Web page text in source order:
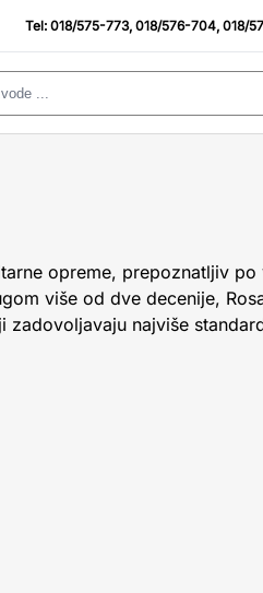
Tel:018/575-773,018/576-704,018/
opreme, prepoznatljiv
više od dve decenije,
zadovoljavaju najviše